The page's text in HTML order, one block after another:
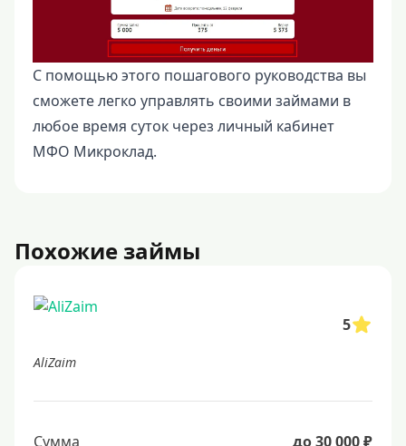
С помощью этого пошагового руководства вы
сможете легко управлять своими займами в
любое время суток через личный кабинет
МФО Микроклад.
Похожие займы
5
AliZaim
Сумма
до 30 000 ₽